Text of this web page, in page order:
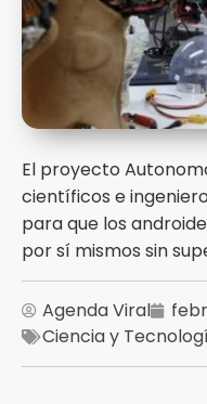
El proyecto
científicos e
para que los
por sí mismos sin
Agenda Viral
Ciencia y